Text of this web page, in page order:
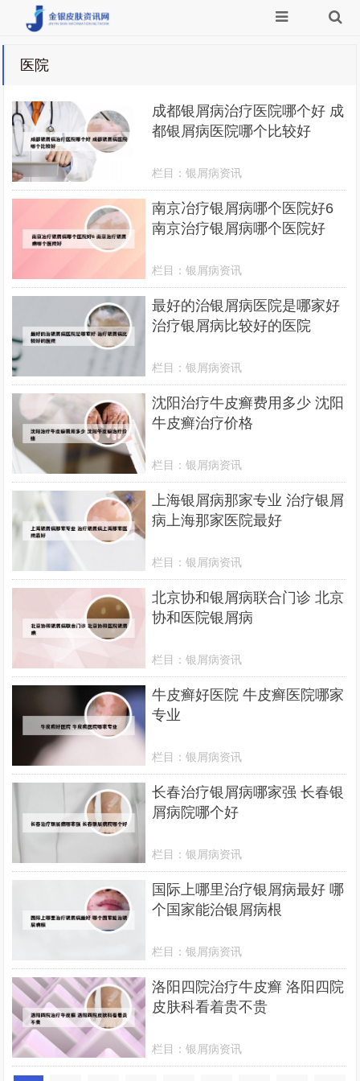
医院
成都银屑病治疗医院哪个好 成
都银屑病医院哪个比较好
栏目：银屑病资讯
南京冶疗银屑病哪个医院好6
南京治疗银屑病哪个医院好
栏目：银屑病资讯
最好的治银屑病医院是哪家好
治疗银屑病比较好的医院
栏目：银屑病资讯
沈阳治疗牛皮癣费用多少 沈阳
牛皮癣治疗价格
栏目：银屑病资讯
上海银屑病那家专业 治疗银屑
病上海那家医院最好
栏目：银屑病资讯
北京协和银屑病联合门诊 北京
协和医院银屑病
栏目：银屑病资讯
牛皮癣好医院 牛皮癣医院哪家
专业
栏目：银屑病资讯
长春治疗银屑病哪家强 长春银
屑病院哪个好
栏目：银屑病资讯
国际上哪里治疗银屑病最好 哪
个国家能治银屑病根
栏目：银屑病资讯
洛阳四院治疗牛皮癣 洛阳四院
皮肤科看着贵不贵
栏目：银屑病资讯